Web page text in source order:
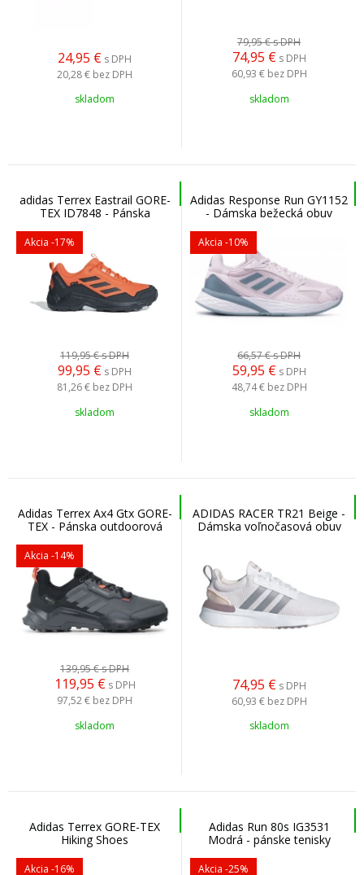
24,95 € s DPH
20,28 € bez DPH
skladom
79,95 €s DPH
74,95 € s DPH
60,93 € bez DPH
skladom
adidas Terrex Eastrail GORE-
TEX ID7848 - Pánska
Akcia -17%
119,95 €s DPH
99,95 € s DPH
81,26 € bez DPH
skladom
Adidas Response Run GY1152
- Dámska bežecká obuv
Akcia -10%
66,57 €s DPH
59,95 € s DPH
48,74 € bez DPH
skladom
Adidas Terrex Ax4 Gtx GORE-
TEX - Pánska outdoorová
Akcia -14%
139,95 €s DPH
119,95 € s DPH
97,52 € bez DPH
skladom
ADIDAS RACER TR21 Beige -
Dámska voľnočasová obuv
74,95 € s DPH
60,93 € bez DPH
skladom
Adidas Terrex GORE-TEX
Hiking Shoes
Wonste/Grethr/Impora -
Dámska/detská turistická
Akcia -16%
Adidas Run 80s IG3531
Modrá - pánske tenisky
Akcia -25%